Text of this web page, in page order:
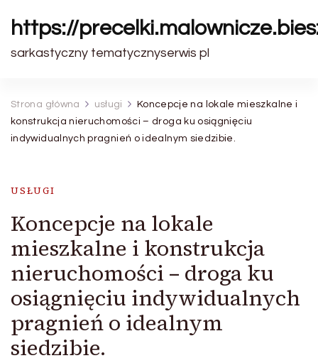
https://
sarkastyczny tematycznyserwis pl
Strona główna usługi
Koncepcje na lokale mieszkalne i
konstrukcja nieruchomości – droga ku osiągnięciu
indywidualnych pragnień o idealnym siedzibie.
USŁUGI
Koncepcje na lokale
mieszkalne i konstrukcja
nieruchomości – droga ku
osiągnięciu indywidualnych
pragnień o idealnym
siedzibie.